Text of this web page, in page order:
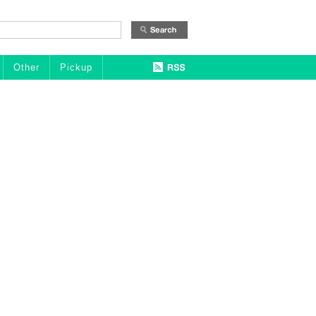
Other Pickup